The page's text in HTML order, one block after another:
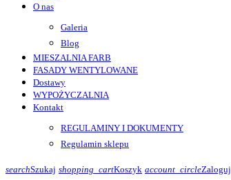
O nas
Galeria
Blog
MIESZALNIA FARB
FASADY WENTYLOWANE
Dostawy
WYPOŻYCZALNIA
Kontakt
REGULAMINY I DOKUMENTY
Regulamin sklepu
searchSzukaj shopping_cartKoszyk account_circleZaloguj